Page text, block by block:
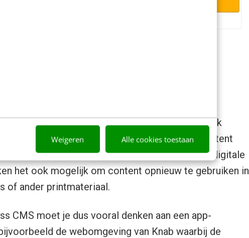
Weigeren Alle cookies toestaan
CMS
kun je je eigen website ontwikkelen en makkelijk
Daarnaast kun je ook heel eenvoudig deze content
apps, informatiezuilen ennarrow casting/ digitale
het ook mogelijk om content opnieuw te gebruiken in
of ander printmateriaal.
CMS moet je dus vooral denken aan een app-
de webomgeving van Knab waarbij de